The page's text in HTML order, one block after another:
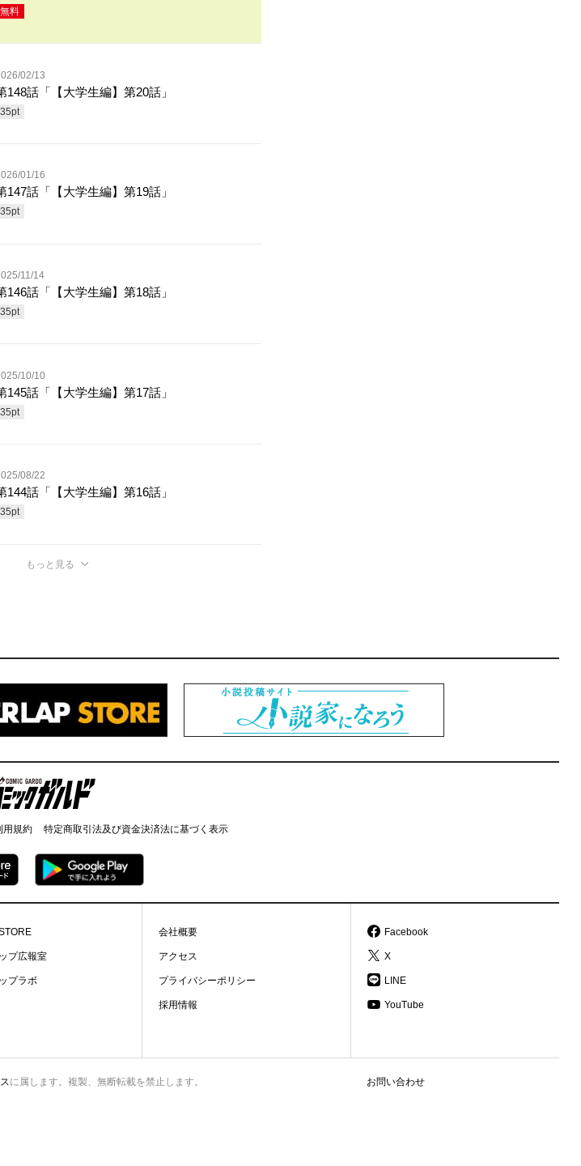
無料
02/13
148話「【大学生編】第20話」
35pt
01/16
147話「【大学生編】第19話」
35pt
11/14
146話「【大学生編】第18話」
35pt
10/10
145話「【大学生編】第17話」
35pt
08/22
144話「【大学生編】第16話」
35pt
もっと見る
ミックガルド
用規約 特定商取引法及び資金決済法に基づく表示
プ広報室
プラボ
会社概要
アクセス
プライバシーポリシー
採用情報
Facebook
X
LINE
YouTube
お問い合わせ
に属します。複製、無断転載を禁止します。